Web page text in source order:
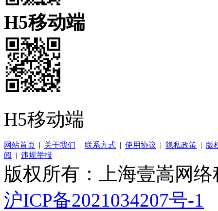
H5移动端
H5移动端
网站首页 | 关于我们 | 联系方式 | 使用协议 | 隐私政策 | 版
阅
| 违规举报
版权所有：上海壹嵩网
沪ICP备2021034207号-1